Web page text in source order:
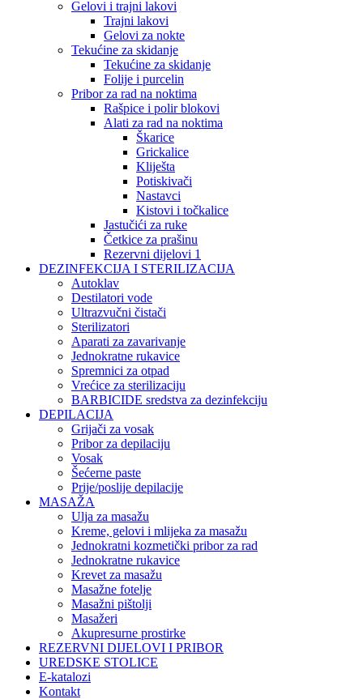
Gelovi i trajni lakovi
Trajni lakovi
Gelovi za nokte
Tekućine za skidanje
Tekućine za skidanje
Folije i purcelin
Pribor za rad na noktima
Rašpice i polir blokovi
Alati za rad na noktima
Škarice
Grickalice
Kliješta
Potiskivači
Nastavci
Kistovi i točkalice
Jastučići za ruke
Četkice za prašinu
Rezervni dijelovi 1
DEZINFEKCIJA I STERILIZACIJA
Autoklav
Destilatori vode
Ultrazvučni čistači
Sterilizatori
Aparati za zavarivanje
Jednokratne rukavice
Spremnici za otpad
Vrećice za sterilizaciju
BARBICIDE sredstva za dezinfekciju
DEPILACIJA
Grijači za vosak
Pribor za depilaciju
Vosak
Šećerne paste
Prije/poslije depilacije
MASAŽA
Ulja za masažu
Kreme, gelovi i mlijeka za masažu
Jednokratni kozmetički pribor za rad
Jednokratne rukavice
Krevet za masažu
Masažne fotelje
Masažni pištolji
Masažeri
Akupresurne prostirke
REZERVNI DIJELOVI I PRIBOR
UREDSKE STOLICE
E-katalozi
Kontakt